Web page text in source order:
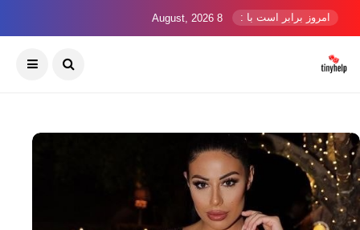
امروز برابر است با : 8 August, 2026